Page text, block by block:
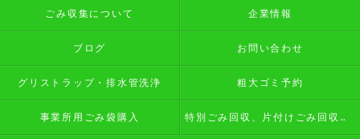
ごみ収集について 企業情報
ブログ お問い合わせ
グリストラップ・排水管洗浄 粗大ゴミ予約
事業所用ごみ袋購入 特別ごみ回収、片付けごみ回収予約